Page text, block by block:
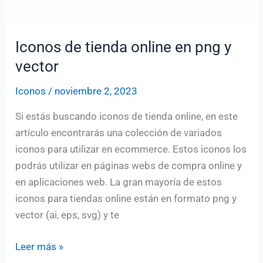
Iconos de tienda online en png y
vector
Iconos / noviembre 2, 2023
Si estás buscando iconos de tienda online, en este
artículo encontrarás una colección de variados
iconos para utilizar en ecommerce. Estos iconos los
podrás utilizar en páginas webs de compra online y
en aplicaciones web. La gran mayoría de estos
iconos para tiendas online están en formato png y
vector (ai, eps, svg) y te
Iconos
Leer más »